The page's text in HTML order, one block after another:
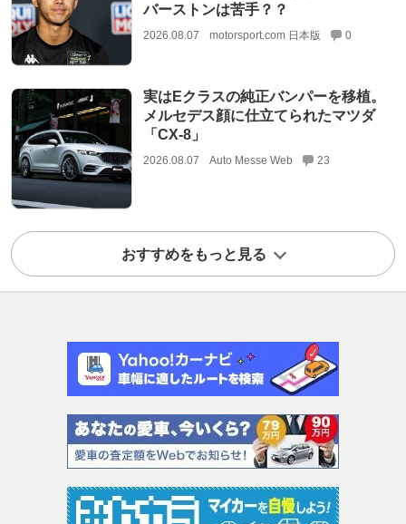
バーストンは苦手？？
2026.08.07 motorsport.com 日本版 0
実はEクラスの純正バンパーを移植。
メルセデス顔に仕立てられたマツダ
「CX-8」
2026.08.07 Auto Messe Web 23
おすすめをもっと見る